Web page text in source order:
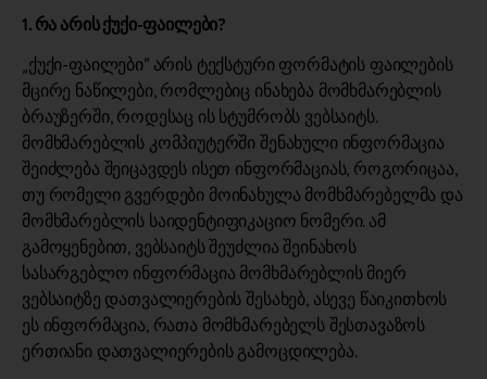
1. რა არის ქუქი-ფაილები?
„ქუქი-ფაილები“ ​​არის ტექსტური ფორმატის ფაილების
მცირე ნაწილები, რომლებიც ინახება მომხმარებლის
ბრაუზერში, როდესაც ის სტუმრობს ვებსაიტს.
მომხმარებლის კომპიუტერში შენახული ინფორმაცია
შეიძლება შეიცავდეს ისეთ ინფორმაციას, როგორიცაა,
თუ რომელი გვერდები მოინახულა მომხმარებელმა და
მომხმარებლის საიდენტიფიკაციო ნომერი. ამ
გამოყენებით, ვებსაიტს შეუძლია შეინახოს
სასარგებლო ინფორმაცია მომხმარებლის მიერ
ვებსაიტზე დათვალიერების შესახებ, ასევე წაიკითხოს
ეს ინფორმაცია, რათა მომხმარებელს შესთავაზოს
ერთიანი დათვალიერების გამოცდილება.